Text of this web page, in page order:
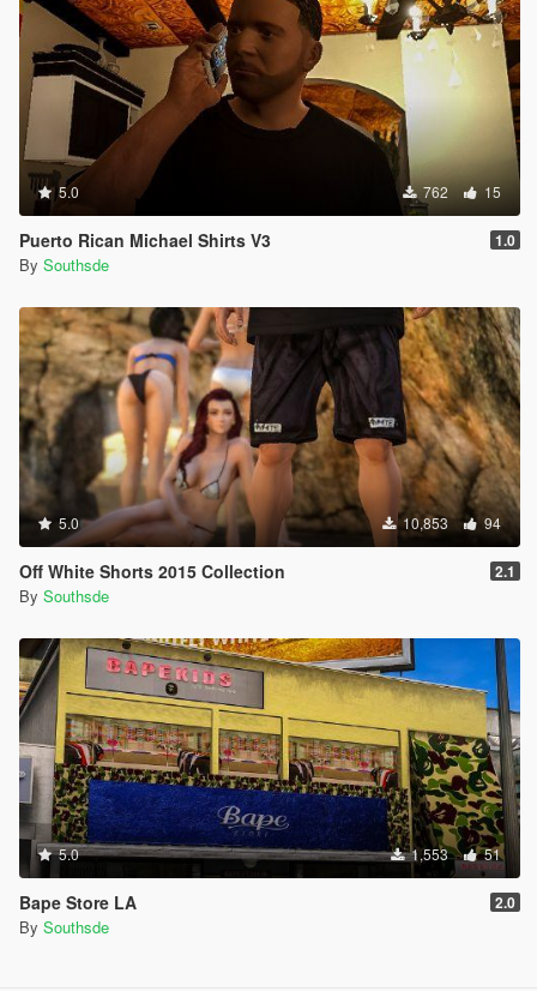
5.0 762 15
Puerto Rican Michael Shirts V3 1.0
By Southsde
5.0 10,853 94
Off White Shorts 2015 Collection 2.1
By Southsde
5.0 1,553 51
Bape Store LA 2.0
By Southsde